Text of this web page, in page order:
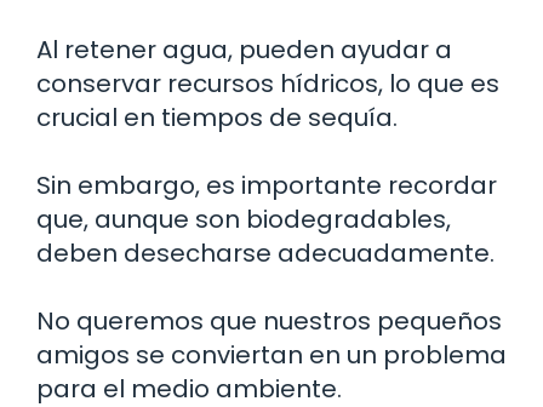
Al retener agua, pueden ayudar a
conservar recursos hídricos, lo que es
crucial en tiempos de sequía.
Sin embargo, es importante recordar
que, aunque son biodegradables,
deben desecharse adecuadamente.
No queremos que nuestros pequeños
amigos se conviertan en un problema
para el medio ambiente.